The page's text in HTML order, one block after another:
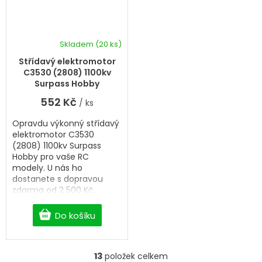
Střídavý elektromotor
C3530 (2808) 1100kv
Surpass Hobby
Skladem (20 ks)
552 Kč / ks
Do košíku
Opravdu výkonný střídavý
elektromotor C3530
(2808) 1100kv Surpass
Hobby pro vaše RC
modely. U nás ho
dostanete s dopravou
zdarma od 2 500 Kč.
13 položek celkem